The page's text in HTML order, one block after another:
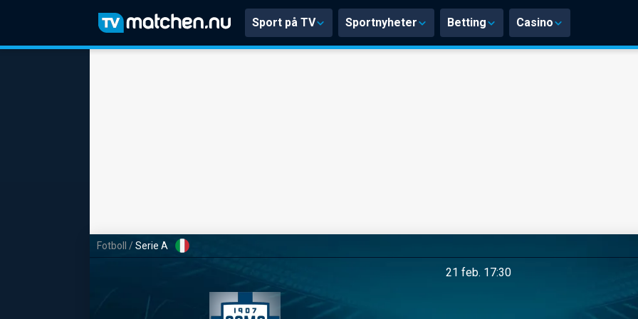
Sport på TV Sportnyheter Betting Casino
Fotboll /Serie A
21 feb. 17:30